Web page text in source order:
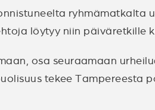
ryhmämatkalta
löytyy niin päiväretkille
osa seuraamaan
tekee Tampereesta